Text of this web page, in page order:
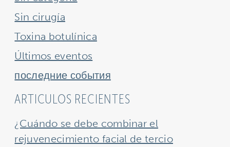
Sin cirugía
Toxina botulínica
Últimos eventos
последние события
ARTICULOS RECIENTES
¿Cuándo se debe combinar el
rejuvenecimiento facial de tercio